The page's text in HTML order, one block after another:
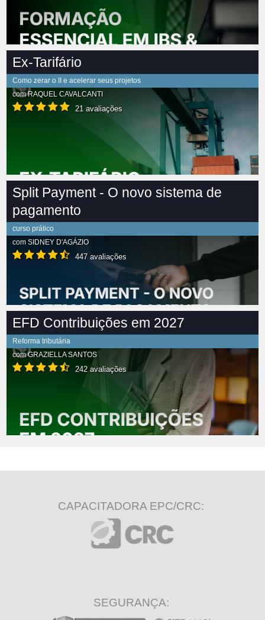
Ex-Tarifário
Como zerar o II e acelerar seus projetos
comRAQUEL CAVALCANTI
21 avaliações
Split Payment - O novo sistema de
pagamento
curso prático
com SIDNEY D'AGÁZIO
447 avaliações
EFD Contribuições em 2027
Reforma tributária
comGRAZIELLA SANTOS
242 avaliações
CAPACITADORA EPC/CRC:
SEGURANÇA: